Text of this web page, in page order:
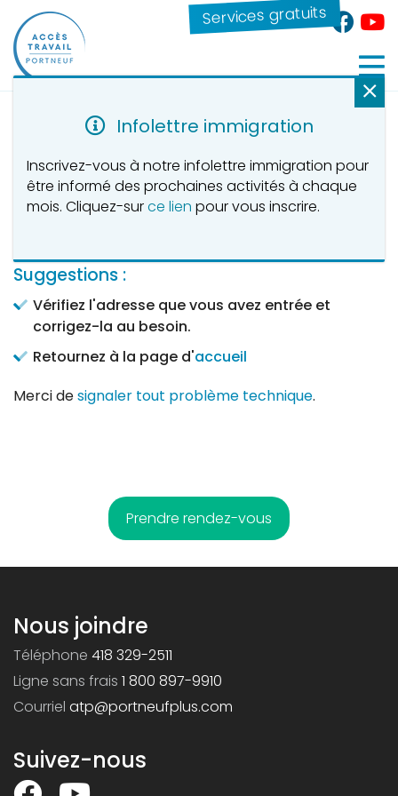
Infolettre immigration
Inscrivez-vous à notre infolettre immigration pour
être informé des prochaines activités à chaque
mois. Cliquez-surce lien pour vous inscrire.
Services gratuits
Erreur 404 - Page introuvable
L'adresse que vous tentez d'atteindre
est introuvable ou inaccessible en ce
Suggestions :
Vérifiez l'adresse que vous avez entrée et
corrigez-la au besoin.
Retournez à la page d'accueil
Merci designaler tout problème technique.
Prendre rendez-vous
Nous joindre
Téléphone 418 329-2511
Ligne sans frais 1 800 897-9910
Courriel atp@portneufplus.com
Suivez-nous